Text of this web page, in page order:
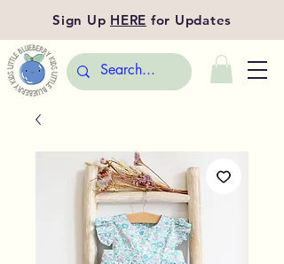
Sign Up HERE for Updates